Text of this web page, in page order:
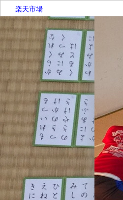
楽天市場